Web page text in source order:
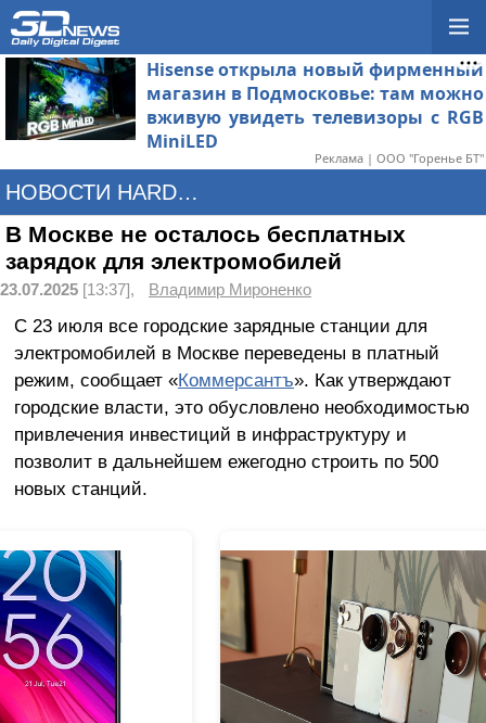
Hisense открыла новый фирменный
магазин в Подмосковье: там можно
вживую увидеть телевизоры с RGB
MiniLED
Реклама | ООО "Горенье БТ"
НОВОСТИ HARDWARE
В Москве не осталось бесплатных
зарядок для электромобилей
23.07.2025 [13:37], Владимир Мироненко
С 23 июля все городские зарядные станции для
электромобилей в Москве переведены в платный
режим, сообщает «Коммерсантъ». Как утверждают
городские власти, это обусловлено необходимостью
привлечения инвестиций в инфраструктуру и
позволит в дальнейшем ежегодно строить по 500
новых станций.